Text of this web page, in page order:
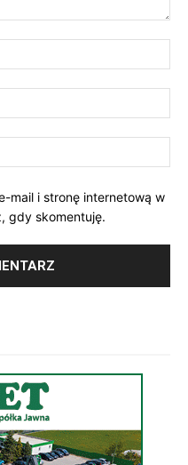
mail i stronę internetową w
gdy skomentuję.